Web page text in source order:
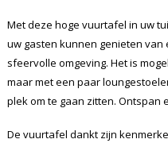
Met deze hoge vuurtafel in uw
uw gasten kunnen genieten
sfeervolle omgeving. Het is
maar met een paar
plek om te gaan zitten. Ontspan
De vuurtafel dankt zijn